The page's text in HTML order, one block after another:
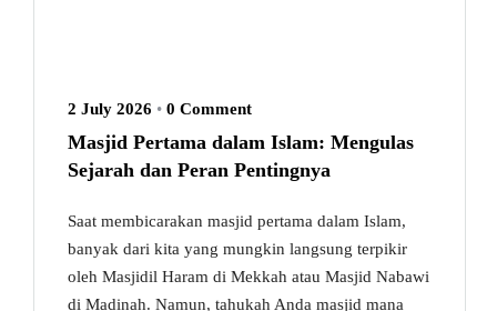
2 July 2026 • 0 Comment
Masjid Pertama dalam Islam: Mengulas
Sejarah dan Peran Pentingnya
Saat membicarakan masjid pertama dalam Islam,
banyak dari kita yang mungkin langsung terpikir
oleh Masjidil Haram di Mekkah atau Masjid Nabawi
di Madinah. Namun, tahukah Anda masjid mana